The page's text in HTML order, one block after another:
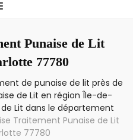
Punaise de Lit
77780
de punaise de lit près de
de Lit en région Île-de-
de Lit dans le département
Traitement Punaise de Lit
77780